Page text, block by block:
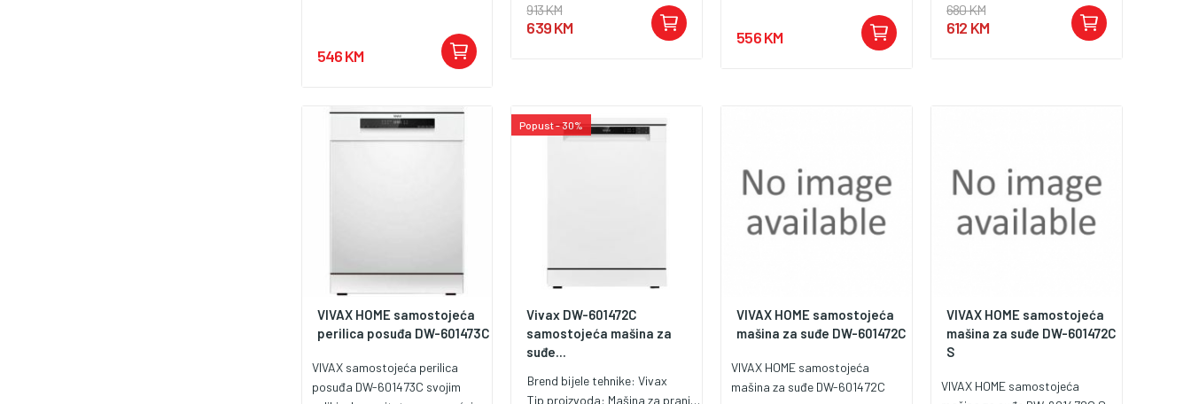
546 KM
913 KM
639 KM 556 KM
680 KM
612 KM
VIVAX HOME samostojeća
perilica posuđa DW-601473C
VIVAX samostojeća perilica
posuđa DW-601473C svojim
Popust - 30%
Vivax DW-601472C
samostojeća mašina za
suđe...
Brend bijele tehnike:Vivax
Tip proizvoda: Mašina za pranje posuđa od 60 cm
VIVAX HOME samostojeća
mašina za suđe DW-601472C
VIVAX HOME samostojeća
mašina za suđe DW-601472C
VIVAX HOME samostojeća
mašina za suđe DW-601472C
S
VIVAX HOME samostojeća